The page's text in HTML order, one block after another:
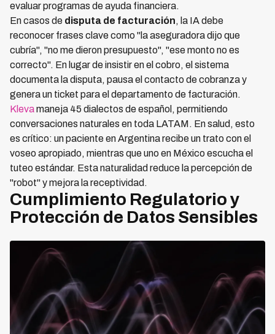
evaluar programas de ayuda financiera.
En casos de disputa de facturación, la IA debe
reconocer frases clave como "la aseguradora dijo que
cubría", "no me dieron presupuesto", "ese monto no es
correcto". En lugar de insistir en el cobro, el sistema
documenta la disputa, pausa el contacto de cobranza y
genera un ticket para el departamento de facturación.
Klevamaneja 45 dialectos de español, permitiendo
conversaciones naturales en toda LATAM. En salud, esto
es crítico: un paciente en Argentina recibe un trato con el
voseo apropiado, mientras que uno en México escucha el
tuteo estándar. Esta naturalidad reduce la percepción de
"robot" y mejora la receptividad.
Cumplimiento Regulatorio y
Protección de Datos Sensibles